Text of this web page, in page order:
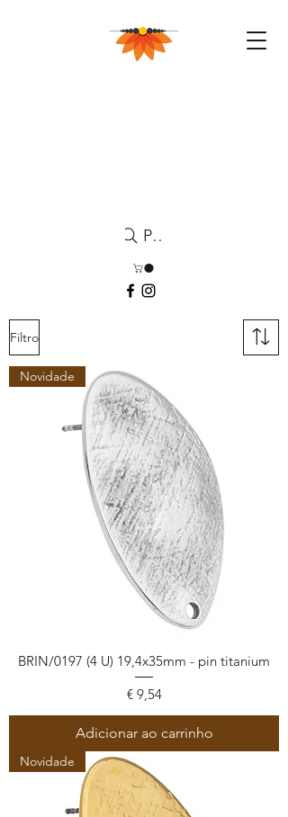
Pesquisa
Filtro
Novidade
BRIN/0197 (4 U) 19,4x35mm - pin titanium
Preço
€ 9,54
Adicionar ao carrinho
Novidade